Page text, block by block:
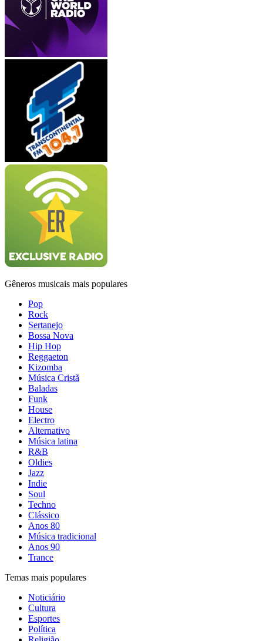
Gêneros musicais mais populares
Pop
Rock
Sertanejo
Bossa Nova
Hip Hop
Reggaeton
Kizomba
Música Cristã
Baladas
Funk
House
Electro
Alternativo
Música latina
R&B
Oldies
Jazz
Indie
Soul
Techno
Clássico
Anos 80
Música tradicional
Anos 90
Trance
Temas mais populares
Noticiário
Cultura
Esportes
Política